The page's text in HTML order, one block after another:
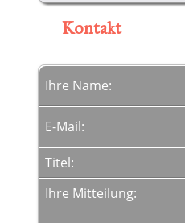
Kontakt
Ihre Name:
E-Mail:
Titel:
Ihre Mitteilung: